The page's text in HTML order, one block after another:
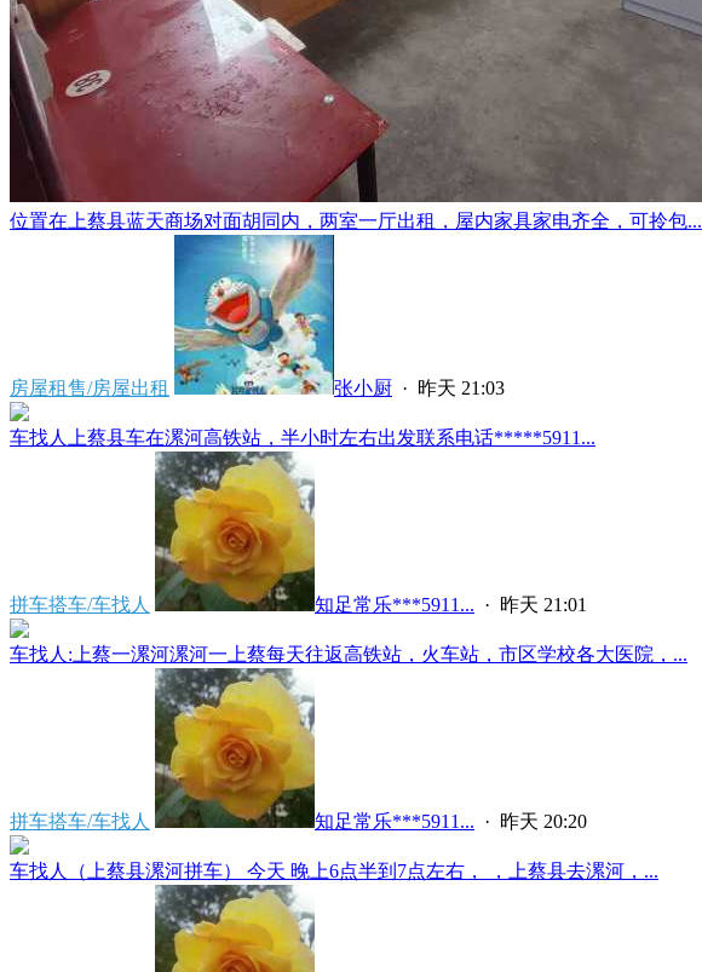
位置在上蔡县蓝天商场对面胡同内，两室一厅出租，屋内家具家电齐全，可拎包...
房屋租售/房屋出租 张小厨 · 昨天 21:03
车找人上蔡县车在漯河高铁站，半小时左右出发联系电话*****5911...
拼车搭车/车找人 知足常乐***5911... · 昨天 21:01
车找人:上蔡一漯河漯河一上蔡每天往返高铁站，火车站，市区学校各大医院，...
拼车搭车/车找人 知足常乐***5911... · 昨天 20:20
车找人（上蔡县漯河拼车） 今天 晚上6点半到7点左右， ，上蔡县去漯河，...